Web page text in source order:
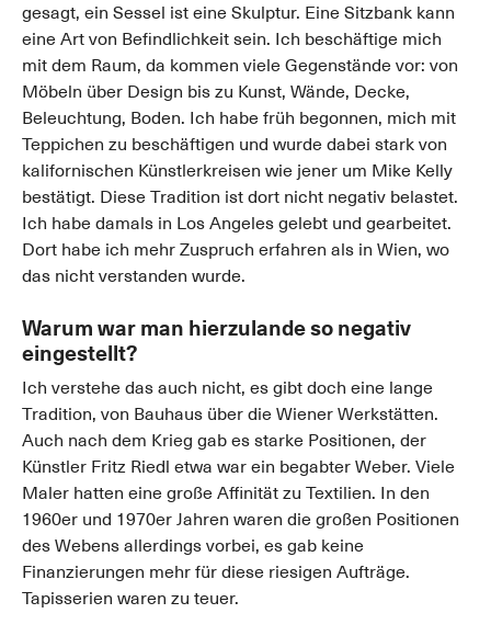
gesagt, ein Sessel ist eine Skulptur. Eine Sitzbank kann
eine Art von Befindlichkeit sein. Ich beschäftige mich
mit dem Raum, da kommen viele Gegenstände vor: von
Möbeln über Design bis zu Kunst, Wände, Decke,
Beleuchtung, Boden. Ich habe früh begonnen, mich mit
Teppichen zu beschäftigen und wurde dabei stark von
kalifornischen Künstlerkreisen wie jener um Mike Kelly
bestätigt. Diese Tradition ist dort nicht negativ belastet.
Ich habe damals in Los Angeles gelebt und gearbeitet.
Dort habe ich mehr Zuspruch erfahren als in Wien, wo
das nicht verstanden wurde.
Warum war man hierzulande so negativ
eingestellt?
Ich verstehe das auch nicht, es gibt doch eine lange
Tradition, von Bauhaus über die Wiener Werkstätten.
Auch nach dem Krieg gab es starke Positionen, der
Künstler Fritz Riedl etwa war ein begabter Weber. Viele
Maler hatten eine große Affinität zu Textilien. In den
1960er und 1970er Jahren waren die großen Positionen
des Webens allerdings vorbei, es gab keine
Finanzierungen mehr für diese riesigen Aufträge.
Tapisserien waren zu teuer.